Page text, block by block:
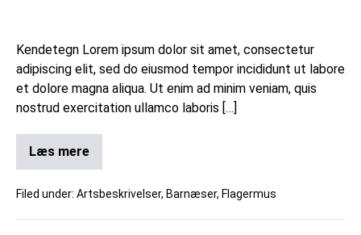
Kendetegn Lorem ipsum dolor sit amet, consectetur
adipiscing elit, sed do eiusmod tempor incididunt ut labore
et dolore magna aliqua. Ut enim ad minim veniam, quis
nostrud exercitation ullamco laboris […]
Læs mere
Filed under: Artsbeskrivelser, Barnæser, Flagermus